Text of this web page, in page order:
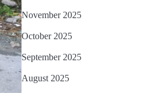
November 2025
October 2025
September 2025
August 2025